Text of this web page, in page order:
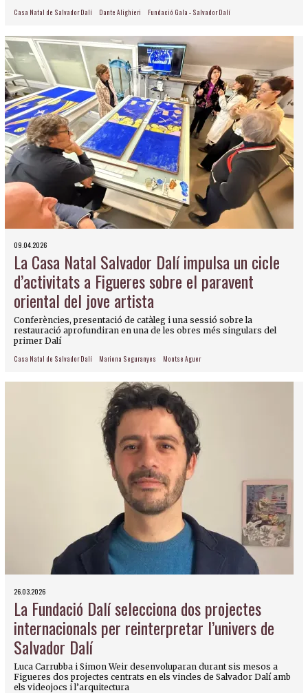
Casa Natal de Salvador Dalí Dante Alighieri Fundació Gala - Salvador Dalí
09.04.2026
La Casa Natal Salvador Dalí impulsa un cicle
d’activitats a Figueres sobre el paravent
oriental del jove artista
Conferències, presentació de catàleg i una sessió sobre la
restauració aprofundiran en una de les obres més singulars del
primer Dalí
Casa Natal de Salvador Dalí Mariona Seguranyes Montse Aguer
26.03.2026
La Fundació Dalí selecciona dos projectes
internacionals per reinterpretar l’univers de
Salvador Dalí
Luca Carrubba i Simon Weir desenvoluparan durant sis mesos a
Figueres dos projectes centrats en els vincles de Salvador Dalí amb
els videojocs i l’arquitectura